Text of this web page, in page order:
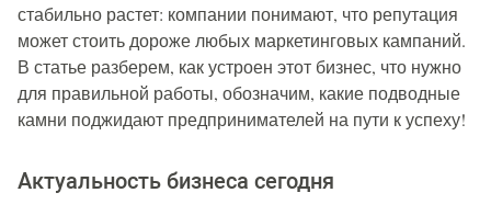
стабильно растет: компании понимают, что репутация
может стоить дороже любых маркетинговых кампаний.
В статье разберем, как устроен этот бизнес, что нужно
для правильной работы, обозначим, какие подводные
камни поджидают предпринимателей на пути к успеху!
Актуальность бизнеса сегодня